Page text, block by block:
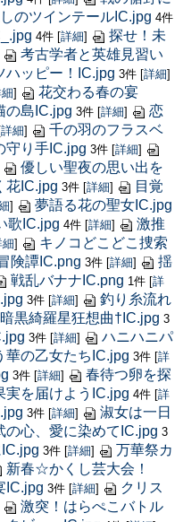
のツインテールIC.jpg 4件
4件 [詳細]
探せ！未
考古学者と英雄見習い
ハッピー！IC.jpg 3件 [詳細]
]
花交わる春の宴
の島IC.jpg 3件 [詳細]
恋
[詳細]
千の羽のフラスベ
守り手IC.jpg 3件 [詳細]
優しい聖夜の思い出を
花IC.jpg 3件 [詳細]
目覚
] 夢語る花の聖女IC.jpg
歌IC.jpg 4件 [詳細]
激推
細]
キノコどこどこ捜索
険譚IC.png 3件 [詳細]
揺
戦乱バナナIC.png 1件 [詳
3件 [詳細]
釣り糸流れ
黒綺羅星狂想曲†IC.jpg 3
3件 [詳細]
ハニハニパ
華の乙女たちIC.jpg 3件 [詳
3件 [詳細]
春待つ卵を探
実を届けようIC.jpg 4件 [詳
3件 [詳細]
淑女は一日
の心、愛に染めてIC.jpg 3
3件 [詳細]
万華祭カ
新春☆かくし芸大会！
IC.jpg 3件 [詳細]
クリス
激突！はらぺこバトル